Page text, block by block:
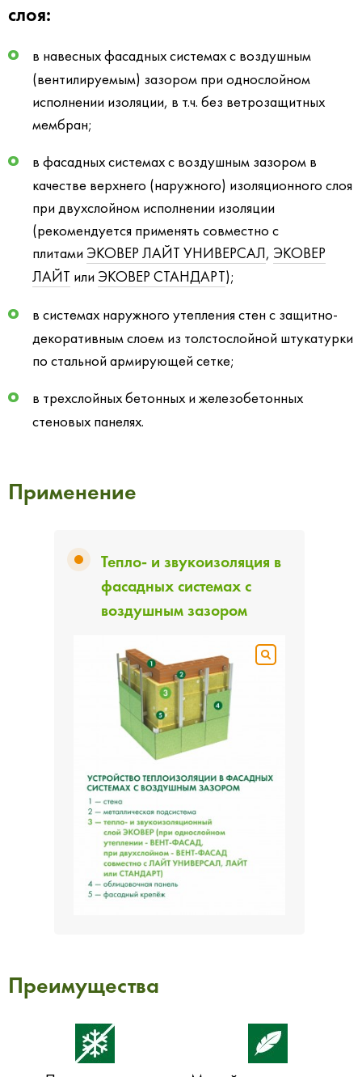
слоя:
в навесных фасадных системах с воздушным
(вентилируемым) зазором при однослойном
исполнении изоляции, в т.ч. без ветрозащитных
мембран;
в фасадных системах с воздушным зазором в
качестве верхнего (наружного) изоляционного слоя
при двухслойном исполнении изоляции
(рекомендуется применять совместно с
плитами ЭКОВЕР ЛАЙТ УНИВЕРСАЛ, ЭКОВЕР
ЛАЙТ или ЭКОВЕР СТАНДАРТ);
в системах наружного утепления стен с защитно-
декоративным слоем из толстослойной штукатурки
по стальной армирующей сетке;
в трехслойных бетонных и железобетонных
стеновых панелях.
Применение
Тепло- и звукоизоляция в
фасадных системах с
воздушным зазором
Преимущества